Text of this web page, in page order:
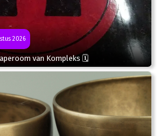
2026
van Kompleks 🗓